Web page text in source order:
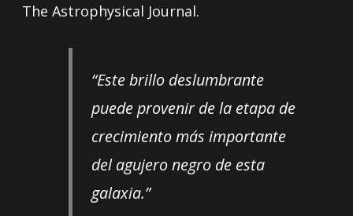
The Astrophysical Journal.
“Este brillo deslumbrante
puede provenir de la etapa de
crecimiento más importante
del agujero negro de esta
galaxia.”